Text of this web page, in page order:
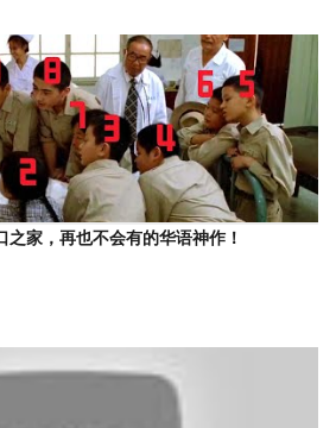
之家，再也不会有的华语神作！